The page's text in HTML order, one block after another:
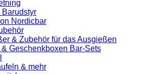
Barudstyr
Nordicbar
& Zubehör für das Ausgießen
& Geschenkboxen Bar-Sets
& mehr